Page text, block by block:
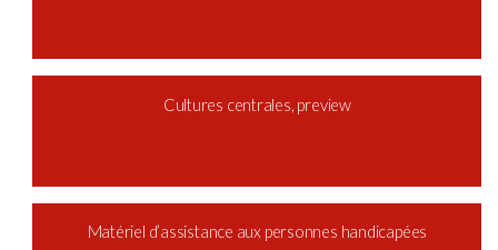
Cultures centrales, preview
Matériel d’assistance aux personnes handicapées